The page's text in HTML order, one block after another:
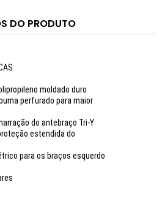
DO PRODUTO
moldado duro
perfurado para maior
do antebraço Tri-Y
estendida do
para os braços esquerdo